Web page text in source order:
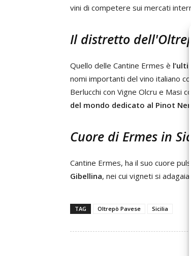
vini di competere sui mercati
Il distretto
Quello delle Cantine Ermes è
nomi importanti del vino italiano
Berlucchi con Vigne Olcru e Masi
del mondo dedicato al Pinot Nero
Cuore di Ermes in
Cantine Ermes, ha il suo cuore
Gibellina, nei cui vigneti si
TAG Oltrepò Pavese Sicilia